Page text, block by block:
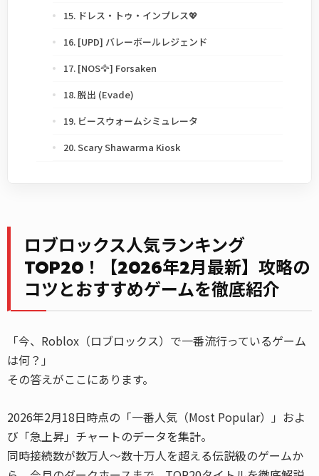
15. ドレス・トゥ・インプレス💖
16. [UPD] バレーボールレジェンド
17. [NOS🦅] Forsaken
18. 脱出 (Evade)
19. ビースウォームシミュレータ
20. Scary Shawarma Kiosk
ロブロックス人気ランキング
TOP20！【2026年2月最新】攻略の
コツとおすすめゲームを徹底紹介
「今、Roblox（ロブロックス）で一番流行っているゲーム
は何？」
その答えがここにあります。
2026年2月18日時点の「一番人気（Most Popular）」およ
び「急上昇」チャートのデータを集計。
同時接続数が数万人〜数十万人を超える伝説級のゲームか